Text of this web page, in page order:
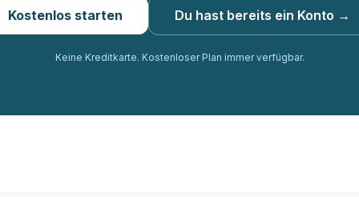
Kostenlos starten Du hast bereits ein Konto →
Keine Kreditkarte. Kostenloser Plan immer verfügbar.